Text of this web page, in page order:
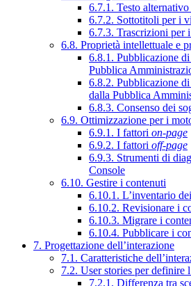
6.7.1. Testo
6.7.2. Sottotitoli per i
6.7.3. Trascrizioni per
6.8. Proprietà intellettuale e
6.8.1. Pubblicazione
Pubblica
6.8.2. Pubblicazione
dalla Pubblica
6.8.3. Consenso dei
6.9. Ottimizzazione per i
6.9.1. I fattori on-page
6.9.2. I fattori off-page
6.9.3. Strumenti di
Console
6.10. Gestire i contenuti
6.10.1. L’inventario
6.10.2. Revisionare i
6.10.3. Migrare i
6.10.4. Pubblicare i
7. Progettazione dell’interazione
7.1. Caratteristiche
7.2. User stories per definire
7.2.1. Differenza tra